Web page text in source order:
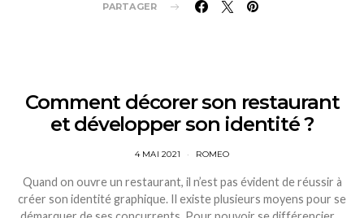
PARTAGER
Comment décorer son restaurant
et développer son identité ?
4 MAI 2021 ROMEO
Quand on ouvre un restaurant, il n’est pas évident de réussir à
créer son identité graphique. Il existe plusieurs moyens pour se